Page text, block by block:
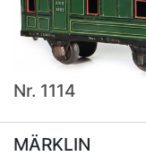
Nr. 1114
MÄRKLIN